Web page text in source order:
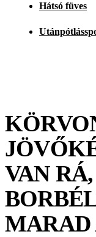
Hátsó füves
VAN
MARAD